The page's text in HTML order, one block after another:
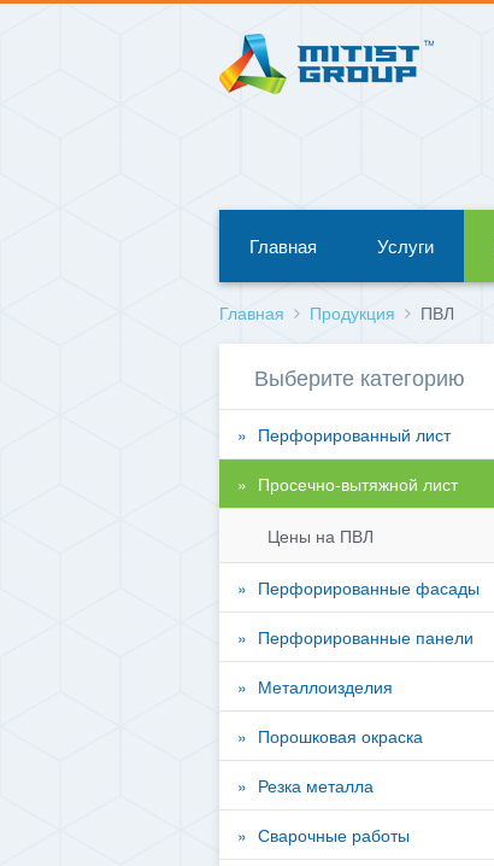
Главная Услуги
Главная Продукция ПВЛ
Выберите категорию
Перфорированный лист
Просечно-вытяжной лист
Цены на ПВЛ
Перфорированные фасады
Перфорированные панели
Металлоизделия
Порошковая окраска
Резка металла
Сварочные работы